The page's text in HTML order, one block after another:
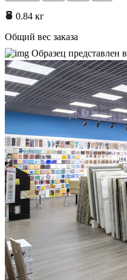
0.84 кг
Общий вес заказа
Образец представлен в